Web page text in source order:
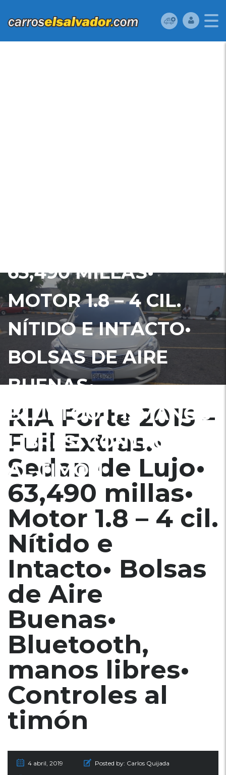
63,490 MILLAS•
MOTOR 1.8 – 4 CIL.
NÍTIDO E INTACTO•
BOLSAS DE AIRE
BUENAS•
BLUETOOTH, MANOS
LIBRES• CONTROLES
AL TIMÓN
KIA Forte 2015 –
Full Extras.•
Sedan de Lujo•
63,490 millas•
Motor 1.8 – 4 cil.
Nítido e
Intacto• Bolsas
de Aire
Buenas•
Bluetooth,
manos libres•
Controles al
timón
4 abril, 2019 Posted by: Carlos Quijada